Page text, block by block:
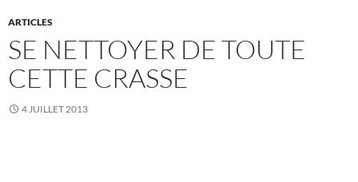
ARTICLES
SE NETTOYER DE TOUTE
CETTE CRASSE
4 JUILLET 2013